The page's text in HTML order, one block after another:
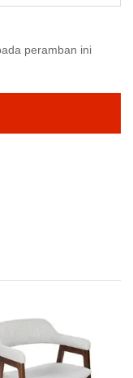
peramban ini